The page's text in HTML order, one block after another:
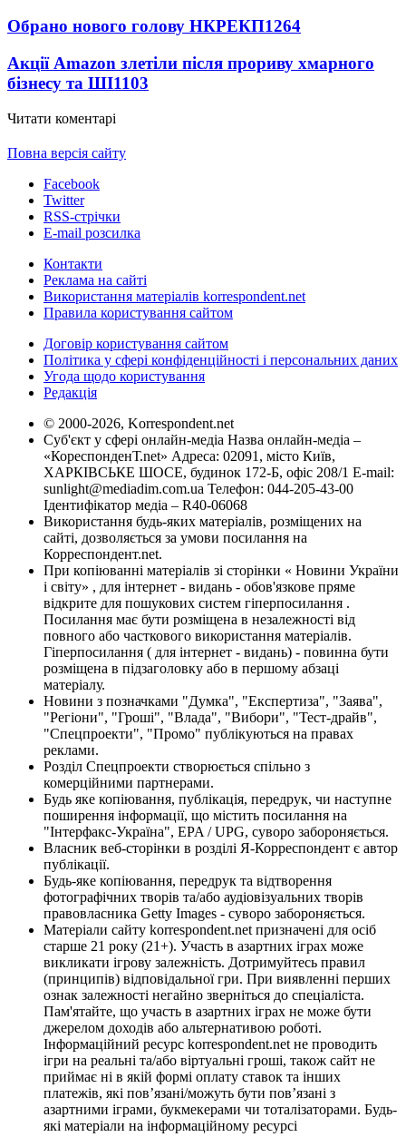
Обрано нового голову НКРЕКП1264
Акції Amazon злетіли після прориву хмарного
бізнесу та ШІ1103
Читати коментарі
Повна версія сайту
Facebook
Twitter
RSS-стрічки
E-mail розсилка
Контакти
Реклама на сайті
Використання матеріалів korrespondent.net
Правила користування сайтом
Договір користування сайтом
Політика у сфері конфіденційності і персональних даних
Угода щодо користування
Редакція
© 2000-2026, Korrespondent.net
Суб'єкт у сфері онлайн-медіа Назва онлайн-медіа –
«КореспонденТ.net» Адреса: 02091, місто Київ,
ХАРКІВСЬКЕ ШОСЕ, будинок 172-Б, офіс 208/1 E-mail:
sunlight@mediadim.com.ua Телефон: 044-205-43-00
Ідентифікатор медіа – R40-06068
Використання будь-яких матеріалів, розміщених на
сайті, дозволяється за умови посилання на
Корреспондент.net.
При копіюванні матеріалів зі сторінки « Новини України
і світу» , для інтернет - видань - обов'язкове пряме
відкрите для пошукових систем гіперпосилання .
Посилання має бути розміщена в незалежності від
повного або часткового використання матеріалів.
Гіперпосилання ( для інтернет - видань) - повинна бути
розміщена в підзаголовку або в першому абзаці
матеріалу.
Новини з позначками "Думка", "Експертиза", "Заява",
"Регіони", "Гроші", "Влада", "Вибори", "Тест-драйв",
"Спецпроекти", "Промо" публікуються на правах
реклами.
Розділ Спецпроекти створюється спільно з
комерційними партнерами.
Будь яке копіювання, публікація, передрук, чи наступне
поширення інформації, що містить посилання на
"Інтерфакс-Україна", EPA / UPG, суворо забороняється.
Власник веб-сторінки в розділі Я-Корреспондент є автор
публікації.
Будь-яке копіювання, передрук та відтворення
фотографічних творів та/або аудіовізуальних творів
правовласника Getty Images - суворо забороняється.
Матеріали сайту korrespondent.net призначені для осіб
старше 21 року (21+). Участь в азартних іграх може
викликати ігрову залежність. Дотримуйтесь правил
(принципів) відповідальної гри. При виявленні перших
ознак залежності негайно зверніться до спеціаліста.
Пам'ятайте, що участь в азартних іграх не може бути
джерелом доходів або альтернативою роботі.
Інформаційний ресурс korrespondent.net не проводить
ігри на реальні та/або віртуальні гроші, також сайт не
приймає ні в якій формі оплату ставок та інших
платежів, які пов’язані/можуть бути пов’язані з
азартними іграми, букмекерами чи тоталізаторами. Будь-
які матеріали на інформаційному ресурсі